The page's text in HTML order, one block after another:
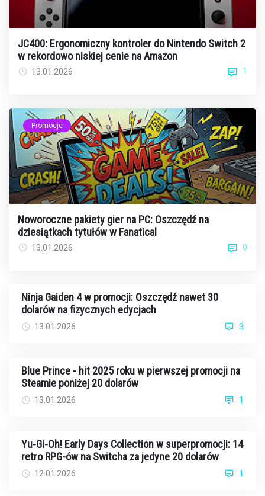
JC400: Ergonomiczny kontroler do Nintendo Switch 2
w rekordowo niskiej cenie na Amazon
13.01.2026 1
Promocje
Noworoczne pakiety gier na PC: Oszczędź na
dziesiątkach tytułów w Fanatical
13.01.2026 0
Ninja Gaiden 4 w promocji: Oszczędź nawet 30
dolarów na fizycznych edycjach
13.01.2026 3
Blue Prince - hit 2025 roku w pierwszej promocji na
Steamie poniżej 20 dolarów
13.01.2026 1
Yu-Gi-Oh! Early Days Collection w superpromocji: 14
retro RPG-ów na Switcha za jedyne 20 dolarów
12.01.2026 1